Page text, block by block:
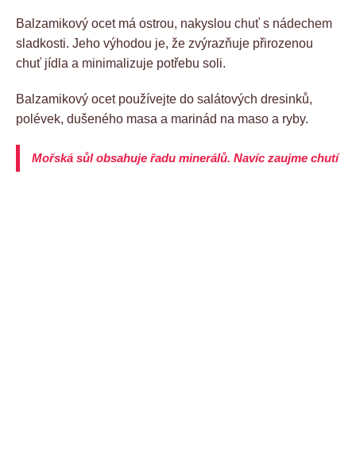
Balzamikový ocet má ostrou, nakyslou chuť s nádechem
sladkosti. Jeho výhodou je, že zvýrazňuje přirozenou
chuť jídla a minimalizuje potřebu soli.
Balzamikový ocet používejte do salátových dresinků,
polévek, dušeného masa a marinád na maso a ryby.
Mořská sůl obsahuje řadu minerálů. Navíc zaujme chutí